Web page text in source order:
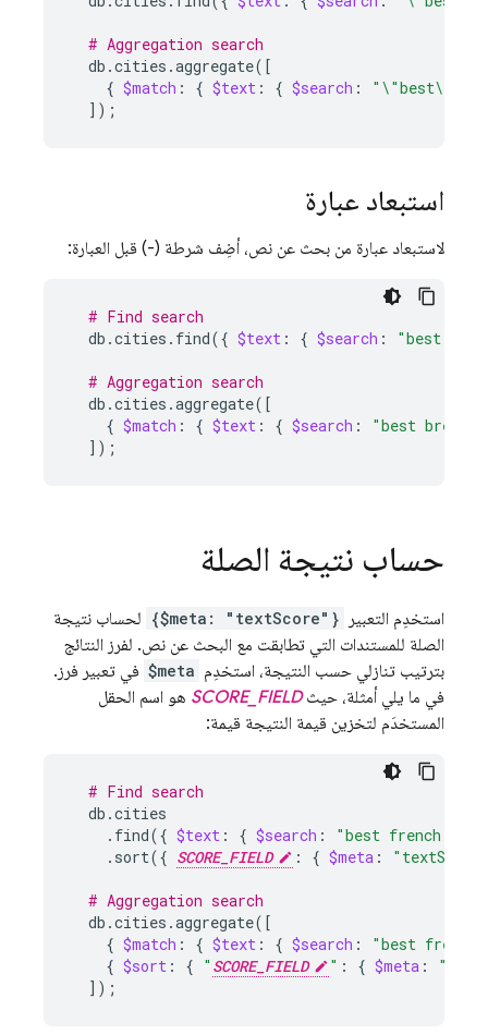
# Aggregation search
db.cities.aggregate([
{ $match : { $text : { $search :
"\"best\"
]) ;
استبعاد عبارة
لاستبعاد عبارة من بحث عن نص، أضِف شرطة (-) قبل العبارة:
# Find search
db.cities.find({ $text : { $search : "best
# Aggregation search
db.cities.aggregate([
{ $match : { $text : { $search :
"best bread
]) ;
حساب نتيجة الصلة
استخدِم التعبير {$meta: "textScore"} لحساب نتيجة
الصلة للمستندات التي تطابقت مع البحث عن نص. لفرز النتائج
بترتيب تنازلي حسب النتيجة، استخدِم $meta في تعبير فرز.
في ما يلي أمثلة، حيثSCORE_FIELD هو اسم الحقل
المستخدَم لتخزين قيمة النتيجة قيمة:
# Find search
.find({ $text : { $search :
"best french
.sort({ SCORE_FIELD : { $meta :
# Aggregation search
db.cities.aggregate([
{ $match : { $text : { $search :
"best french
{ $sort : { " SCORE_FIELD " : { $meta :
]) ;